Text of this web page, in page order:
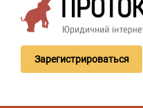
Зарегистрироваться